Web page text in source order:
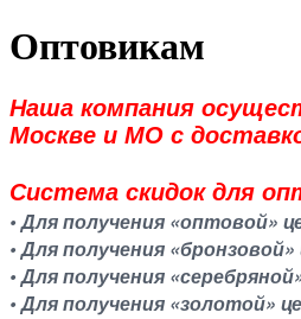
Оптовикам
Наша компания
Москве и МО с
Система скидок для
• Для получения «оптовой»
• Для получения
• Для получения
• Для получения «золотой»